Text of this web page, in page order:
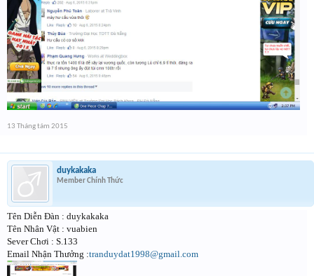
13 Tháng tám 2015
duykakaka
Member Chính Thức
Tên Diễn Đàn : duykakaka
Tên Nhân Vật : vuabien
Sever Chơi : S.133
Email Nhận Thưởng :tranduydat1998@gmail.com